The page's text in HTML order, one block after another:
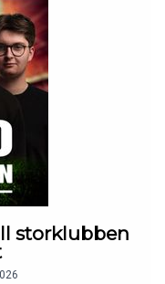
studioallsvenskan
sin vana trogen
omgången i
ordning och
men även hur
storklubben